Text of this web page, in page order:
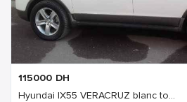
115000 DH
Hyundai IX55 VERACRUZ blanc to...